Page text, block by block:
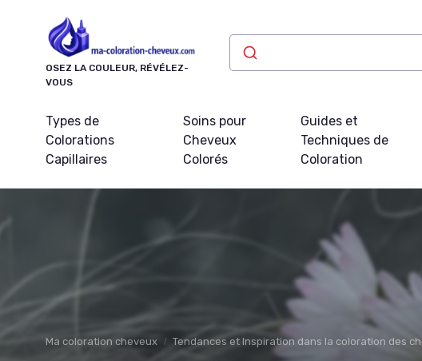
OSEZ LA COULEUR, RÉVÉLEZ-
VOUS
Types de
Colorations
Capillaires
Soins pour
Cheveux
Colorés
Guides et
Techniques de
Coloration
Ma coloration cheveux Tendances et Inspiration dans la coloration des